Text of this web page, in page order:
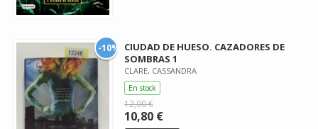
-10%
CIUDAD DE HUESO. CAZADORES DE
SOMBRAS 1
CLARE, CASSANDRA
En stock
12,00 €
10,80 €